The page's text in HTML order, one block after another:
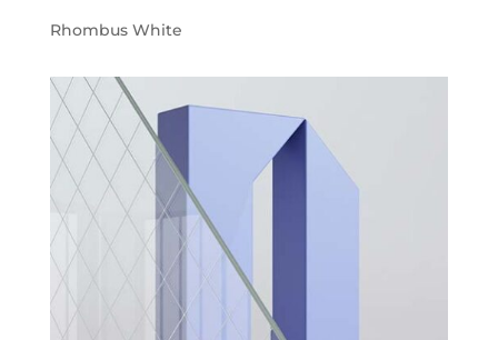
Rhombus White